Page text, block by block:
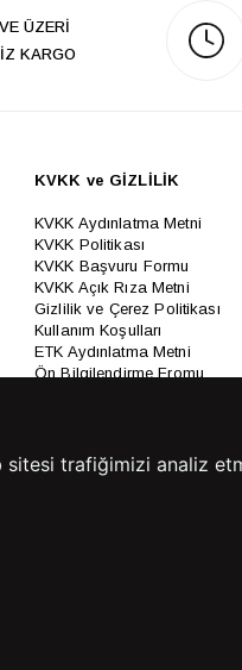
ÜZERİ
KARGO
KVKK ve GİZLİLİK
KVKK Aydınlatma Metni
KVKK Politikası
KVKK Başvuru Formu
KVKK Açık Rıza Metni
Gizlilik ve Çerez Politikası
Kullanım Koşulları
ETK Aydınlatma Metni
Ön Bilgilendirme Fromu
sitesi trafiğimizi analiz